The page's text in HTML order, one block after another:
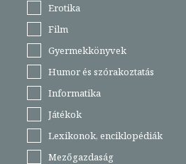
Erotika
Film
Gyermekkönyvek
Humor és szórakoztatás
Informatika
Játékok
Lexikonok, enciklopédiák
Mezőgazdaság